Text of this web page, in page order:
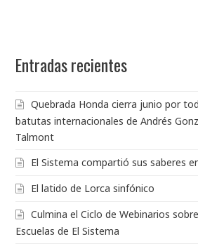
Entradas recientes
Quebrada Honda cierra junio por
batutas internacionales de Andrés
Talmont
El Sistema compartió sus saberes
El latido de Lorca sinfónico
Culmina el Ciclo de Webinarios
Escuelas de El Sistema